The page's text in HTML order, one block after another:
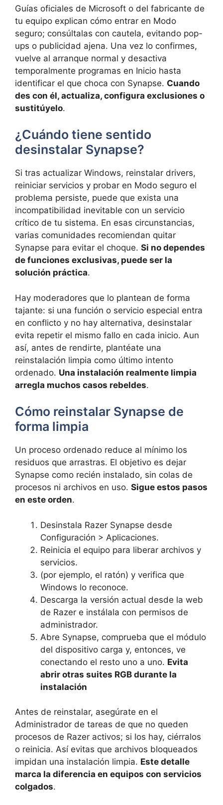
Guías oficiales de Microsoft o del fabricante de
tu equipo explican cómo entrar en Modo
seguro; consúltalas con cautela, evitando pop-
ups o publicidad ajena. Una vez lo confirmes,
vuelve al arranque normal y desactiva
temporalmente programas en Inicio hasta
identificar el que choca con Synapse. Cuando
des con él, actualiza, configura exclusiones o
sustitúyelo.
¿Cuándo tiene sentido
desinstalar Synapse?
Si tras actualizar Windows, reinstalar drivers,
reiniciar servicios y probar en Modo seguro el
problema persiste, puede que exista una
incompatibilidad inevitable con un servicio
crítico de tu sistema. En esas circunstancias,
varias comunidades recomiendan quitar
Synapse para evitar el choque. Si no dependes
de funciones exclusivas, puede ser la
solución práctica.
Hay moderadores que lo plantean de forma
tajante: si una función o servicio especial entra
en conflicto y no hay alternativa, desinstalar
evita repetir el mismo fallo en cada inicio. Aun
así, antes de rendirte, plantéate una
reinstalación limpia como último intento
ordenado. Una instalación realmente limpia
arregla muchos casos rebeldes.
Cómo reinstalar Synapse de
forma limpia
Un proceso ordenado reduce al mínimo los
residuos que arrastras. El objetivo es dejar
Synapse como recién instalado, sin colas de
procesos ni archivos en uso. Sigue estos pasos
en este orden.
Desinstala Razer Synapse desde
Configuración > Aplicaciones.
Reinicia el equipo para liberar archivos y
servicios.
(por ejemplo, el ratón) y verifica que
Windows lo reconoce.
Descarga la versión actual desde la web
de Razer e instálala con permisos de
administrador.
Abre Synapse, comprueba que el módulo
del dispositivo carga y, entonces, ve
conectando el resto uno a uno. Evita
abrir otras suites RGB durante la
instalación
Antes de reinstalar, asegúrate en el
Administrador de tareas de que no queden
procesos de Razer activos; si los hay, ciérralos
o reinicia. Así evitas que archivos bloqueados
impidan una instalación limpia. Este detalle
marca la diferencia en equipos con servicios
colgados.